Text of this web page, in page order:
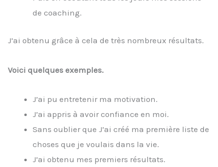
de coaching.
J’ai obtenu grâce à cela de très nombreux résultats.
Voici quelques exemples.
J’ai pu entretenir ma motivation.
J’ai appris à avoir confiance en moi.
Sans oublier que J’ai créé ma première liste de
choses que je voulais dans la vie.
J’ai obtenu mes premiers résultats.